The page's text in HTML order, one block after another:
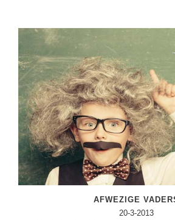
AFWEZIGE
20-3-2013